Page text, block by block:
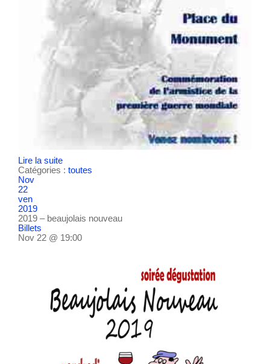
Lire la suite
Catégories : toutes
Nov
22
ven
2019
2019 – beaujolais nouveau
Billets
Nov 22 @ 19:00